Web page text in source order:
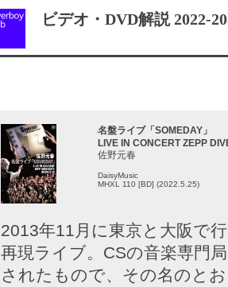
ビデオ・DVD解説 2022-
名盤ライブ「SOMEDAY」
LIVE IN CONCERT ZEPP
佐野元春
DaisyMusic
MHXL 110 [BD] (2022.5.25)
2013年11月に東京と大阪で
再現ライブ。CSの音楽専門
されたもので、その名のと